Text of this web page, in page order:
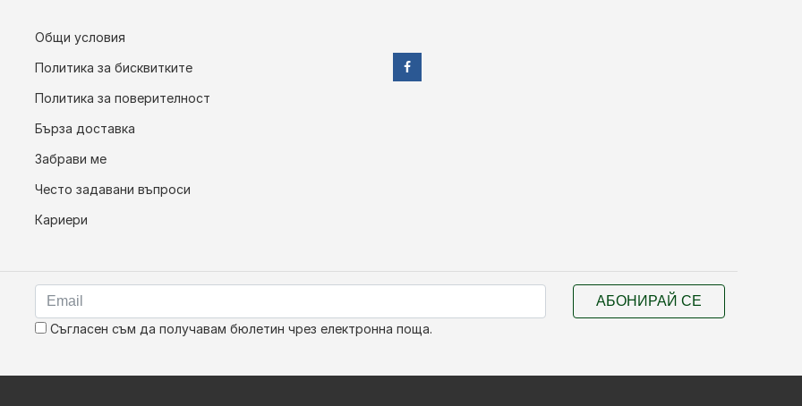
Общи условия
Политика за бисквитките
Политика за поверителност
Бърза доставка
Забрави ме
Често задавани въпроси
Кариери
Съгласен съм да получавам бюлетин чрез електронна поща.
АБОНИРАЙ СЕ